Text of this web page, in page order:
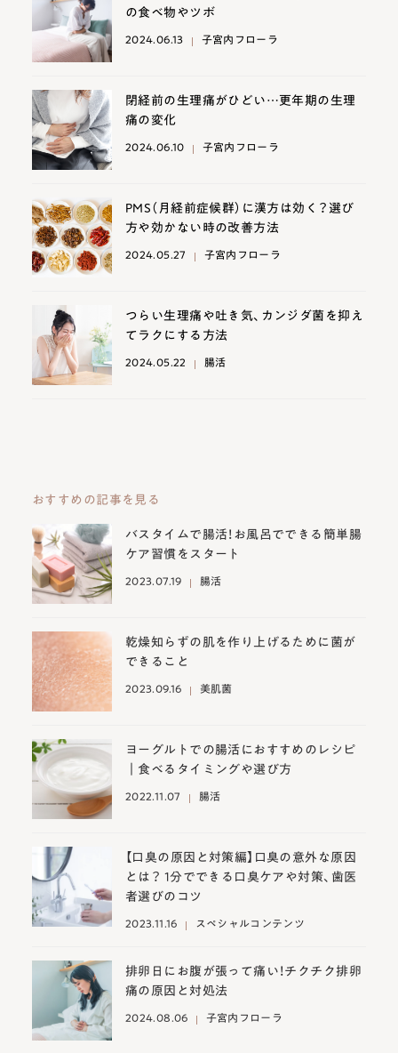
2024.06.13 子宮内フローラ
の食べ物やツボ
2024.06.10 子宮内フローラ
閉経前の生理痛がひどい…更年期の生理
痛の変化
2024.05.27 子宮内フローラ
PMS（月経前症候群）に漢方は効く？選び
方や効かない時の改善方法
2024.05.22 腸活
つらい生理痛や吐き気、カンジダ菌を抑え
てラクにする方法
おすすめの記事を見る
バスタイムで腸活！お風呂でできる簡単腸
ケア習慣をスタート
2023.07.19 腸活
乾燥知らずの肌を作り上げるために菌が
できること
2023.09.16 美肌菌
ヨーグルトでの腸活におすすめのレシピ
｜食べるタイミングや選び方
2022.11.07 腸活
【口臭の原因と対策編】口臭の意外な原因
とは？ 1分でできる口臭ケアや対策、歯医
者選びのコツ
2023.11.16 スペシャルコンテンツ
排卵日にお腹が張って痛い！チクチク排卵
痛の原因と対処法
2024.08.06 子宮内フローラ